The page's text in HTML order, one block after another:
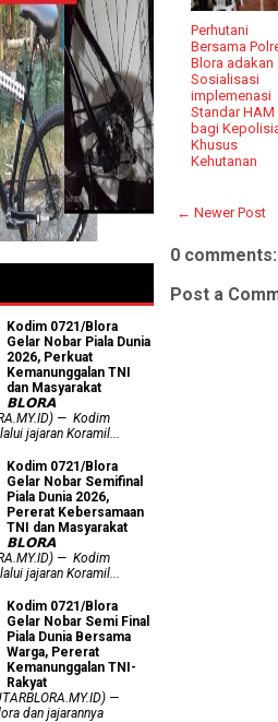
Perhutani
Bersama
Blora adakan
Sosialisasi
implemenasi
Standar HAM
bagi
Khusus
Kehutanan
← Newer Post
0 comments:
Post a
Kodim 0721/Blora
Gelar Nobar Piala Dunia
2026, Perkuat
Kemanunggalan TNI
dan Masyarakat
𝗕𝗟𝗢𝗥𝗔
— Kodim
jajaran Koramil...
Kodim 0721/Blora
Gelar Nobar Semifinal
Piala Dunia 2026,
Pererat Kebersamaan
TNI dan Masyarakat
𝗕𝗟𝗢𝗥𝗔
— Kodim
jajaran Koramil...
Kodim 0721/Blora
Gelar Nobar Semi Final
Piala Dunia Bersama
Warga, Pererat
Kemanunggalan TNI-
Rakyat
—
dan jajarannya